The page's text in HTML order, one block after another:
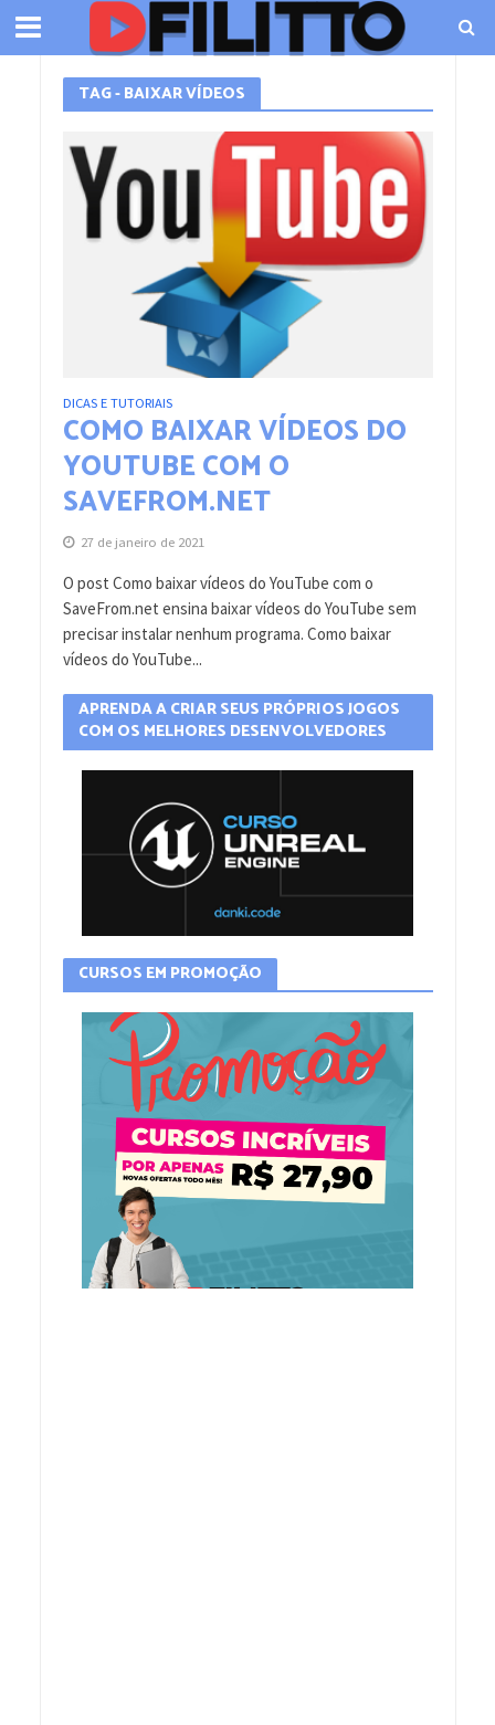
TAG - BAIXAR VÍDEOS
DICAS E TUTORIAIS
COMO BAIXAR VÍDEOS DO
YOUTUBE COM O
SAVEFROM.NET
27 de janeiro de 2021
O post Como baixar vídeos do YouTube com o
SaveFrom.net ensina baixar vídeos do YouTube sem
precisar instalar nenhum programa. Como baixar
vídeos do YouTube...
APRENDA A CRIAR SEUS PRÓPRIOS JOGOS
COM OS MELHORES DESENVOLVEDORES
CURSOS EM PROMOÇÃO